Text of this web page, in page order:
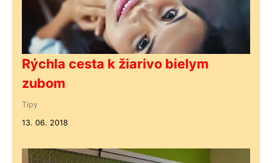
Rýchla cesta k žiarivo bielym
zubom
Tipy
13. 06. 2018